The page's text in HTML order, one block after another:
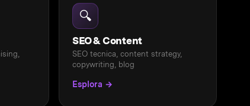
🔍
SEO & Content
SEO tecnica, content strategy,
copywriting, blog
Esplora →